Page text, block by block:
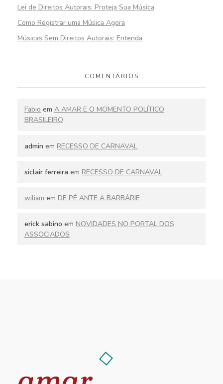
Lei de Direitos Autorais: Proteja Sua Música
Como Registrar uma Música Agora
Músicas Sem Direitos Autorais: Entenda
COMENTÁRIOS
Fabio em A AMAR E O MOMENTO POLÍTICO
BRASILEIRO
admin em RECESSO DE CARNAVAL
siclair ferreira em RECESSO DE CARNAVAL
wiliam em DE PÉ ANTE A BARBÁRIE
erick sabino em NOVIDADES NO PORTAL DOS
ASSOCIADOS